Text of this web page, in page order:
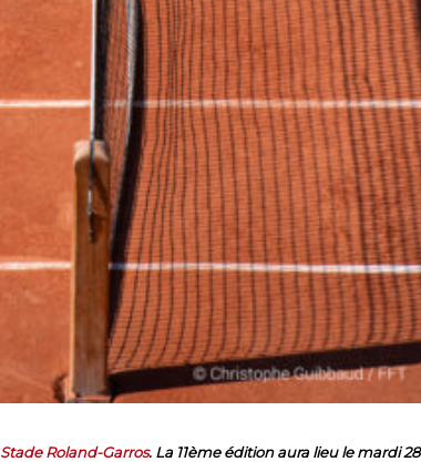
Stade Roland-Garros. La 11ème édition aura lieu le mardi 28